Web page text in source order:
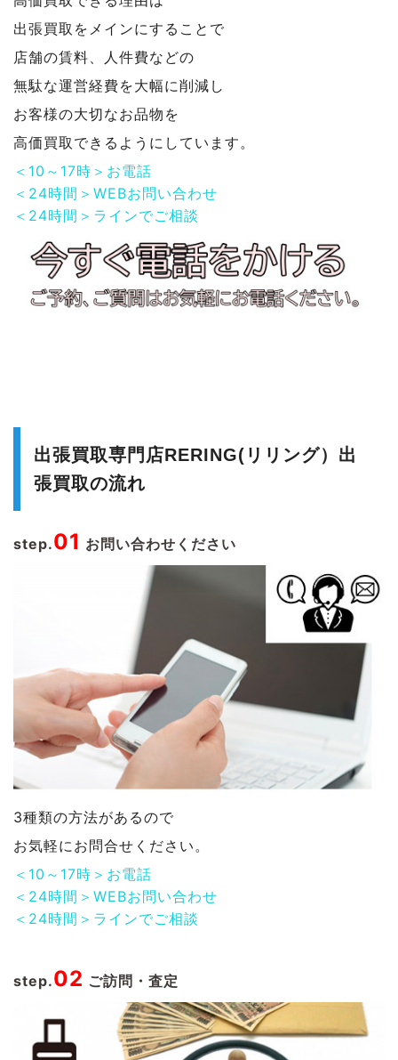
出張買取をメインにすることで
店舗の賃料、人件費などの
無駄な運営経費を大幅に削減し
お客様の大切なお品物を
高価買取できるようにしています。
＜10～17時＞お電話
＜24時間＞WEBお問い合わせ
＜24時間＞ラインでご相談
出張買取専門店RERING(リリング）出
張買取の流れ
step.01 お問い合わせください
3種類の方法があるので
お気軽にお問合せください。
＜10～17時＞お電話
＜24時間＞WEBお問い合わせ
＜24時間＞ラインでご相談
step.02 ご訪問・査定